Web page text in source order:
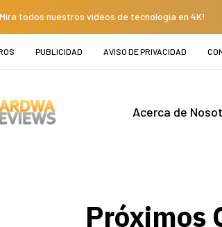
Mira todos nuestros videos de tecnología en 4K!
PUBLICIDAD AVISO DE PRIVACIDAD
Acerca de
Próximos